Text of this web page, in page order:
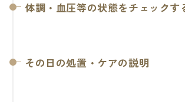
体調・血圧等の状態をチェック
その日の処置・ケアの説明